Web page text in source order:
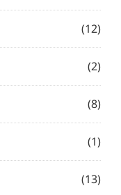
(12)
(2)
(8)
(1)
(13)